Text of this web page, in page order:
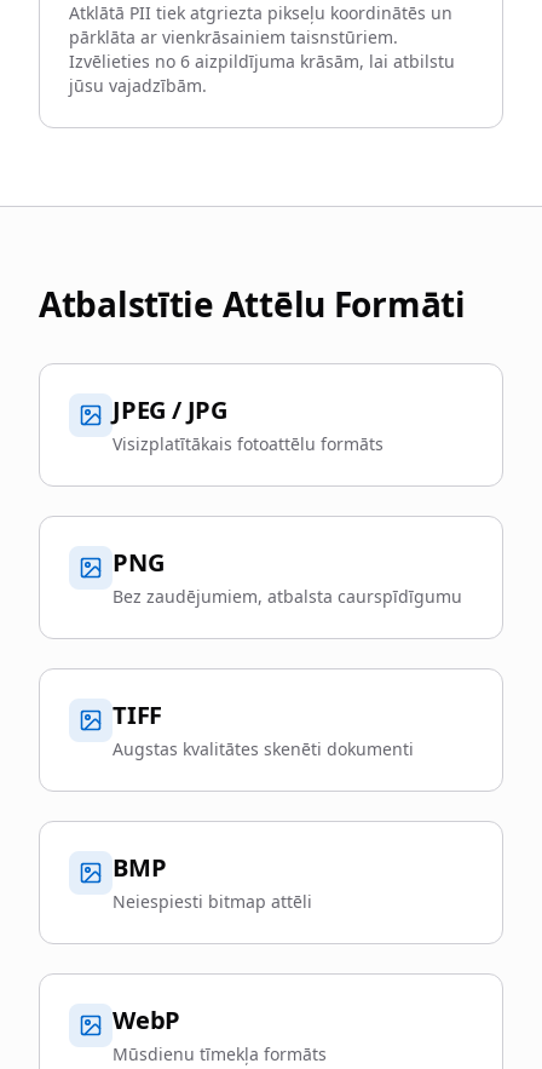
Atklātā PII tiek atgriezta pikseļu koordinātēs un
pārklāta ar vienkrāsainiem taisnstūriem.
Izvēlieties no 6 aizpildījuma krāsām, lai atbilstu
jūsu vajadzībām.
Atbalstītie Attēlu Formāti
JPEG / JPG
Visizplatītākais fotoattēlu formāts
PNG
Bez zaudējumiem, atbalsta caurspīdīgumu
TIFF
Augstas kvalitātes skenēti dokumenti
BMP
Neiespiesti bitmap attēli
WebP
Mūsdienu tīmekļa formāts